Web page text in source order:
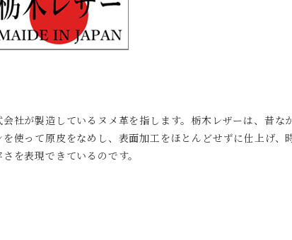
社が製造しているヌメ革を指します。栃木レザーは、昔
使って原皮をなめし、表面加工をほとんどせずに仕上げ
を表現できているのです。